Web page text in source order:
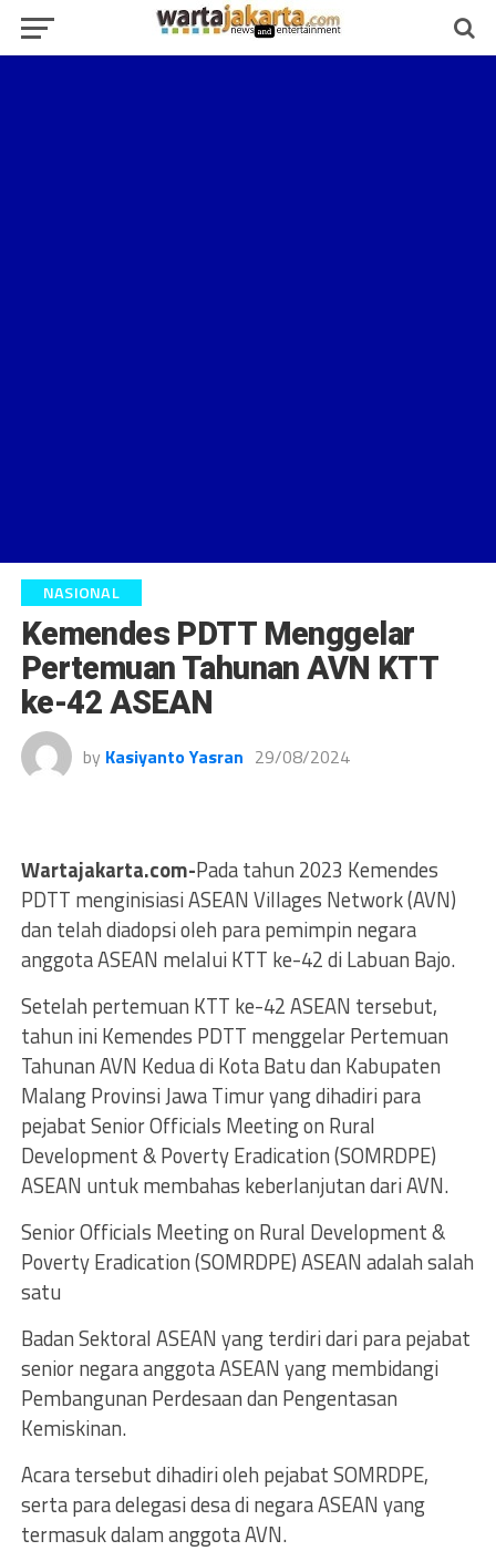
NASIONAL
Kemendes PDTT Menggelar
Pertemuan Tahunan AVN KTT
ke-42 ASEAN
by Kasiyanto Yasran 29/08/2024
Wartajakarta.com-Pada tahun 2023 Kemendes
PDTT menginisiasi ASEAN Villages Network (AVN)
dan telah diadopsi oleh para pemimpin negara
anggota ASEAN melalui KTT ke-42 di Labuan Bajo.
Setelah pertemuan KTT ke-42 ASEAN tersebut,
tahun ini Kemendes PDTT menggelar Pertemuan
Tahunan AVN Kedua di Kota Batu dan Kabupaten
Malang Provinsi Jawa Timur yang dihadiri para
pejabat Senior Officials Meeting on Rural
Development & Poverty Eradication (SOMRDPE)
ASEAN untuk membahas keberlanjutan dari AVN.
Senior Officials Meeting on Rural Development &
Poverty Eradication (SOMRDPE) ASEAN adalah salah
satu
Badan Sektoral ASEAN yang terdiri dari para pejabat
senior negara anggota ASEAN yang membidangi
Pembangunan Perdesaan dan Pengentasan
Kemiskinan.
Acara tersebut dihadiri oleh pejabat SOMRDPE,
serta para delegasi desa di negara ASEAN yang
termasuk dalam anggota AVN.